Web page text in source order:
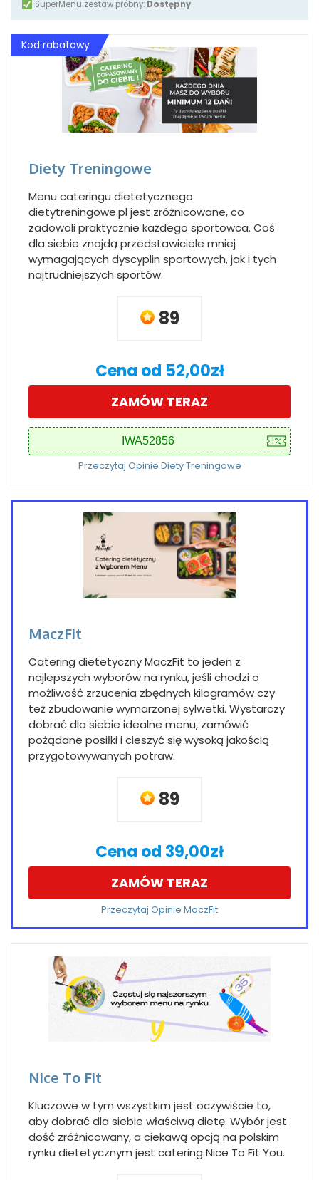
SuperMenu zestaw próbny: Dostępny
Kod rabatowy
Diety Treningowe
Menu cateringu dietetycznego
dietytreningowe.pl jest zróżnicowane, co
zadowoli praktycznie każdego sportowca. Coś
dla siebie znajdą przedstawiciele mniej
wymagających dyscyplin sportowych, jak i tych
najtrudniejszych sportów.
89
Cena od 52,00zł
ZAMÓW TERAZ
Przeczytaj Opinie Diety Treningowe
MaczFit
Catering dietetyczny MaczFit to jeden z
najlepszych wyborów na rynku, jeśli chodzi o
możliwość zrzucenia zbędnych kilogramów czy
też zbudowanie wymarzonej sylwetki. Wystarczy
dobrać dla siebie idealne menu, zamówić
pożądane posiłki i cieszyć się wysoką jakością
przygotowywanych potraw.
89
Cena od 39,00zł
ZAMÓW TERAZ
Przeczytaj Opinie MaczFit
Nice To Fit
Kluczowe w tym wszystkim jest oczywiście to,
aby dobrać dla siebie właściwą dietę. Wybór jest
dość zróżnicowany, a ciekawą opcją na polskim
rynku dietetycznym jest catering Nice To Fit You.